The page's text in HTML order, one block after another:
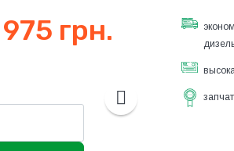
грн.